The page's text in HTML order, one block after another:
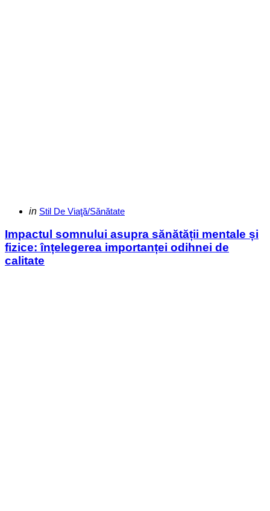
Categories
Posted
in Stil De Viaţă/Sănătate
Impactul somnului asupra sănătății mentale și
fizice: înțelegerea importanței odihnei de
calitate